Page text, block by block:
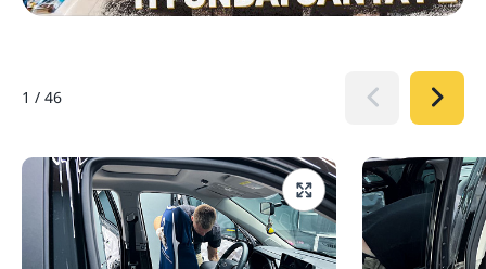
1 / 46